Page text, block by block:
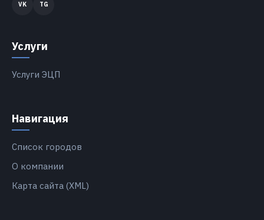
Услуги
Услуги ЭЦП
Навигация
Список городов
О компании
Карта сайта (XML)